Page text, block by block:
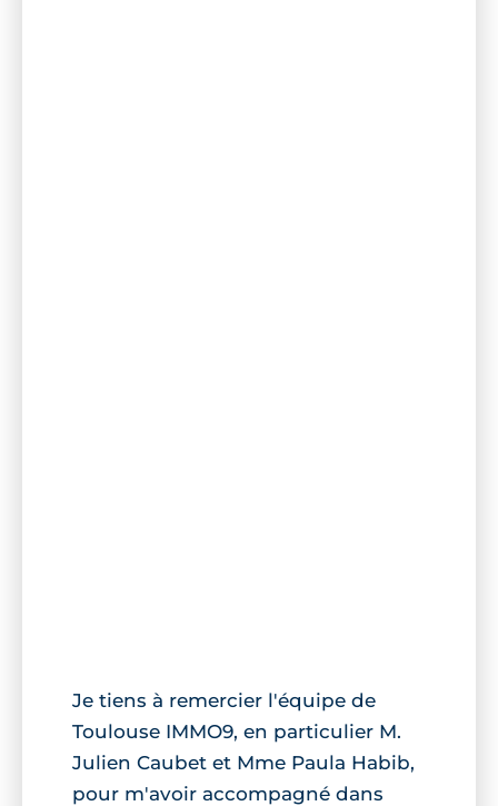
Je tiens à remercier l'équipe de
Toulouse IMMO9, en particulier M.
Julien Caubet et Mme Paula Habib,
pour m'avoir accompagné dans